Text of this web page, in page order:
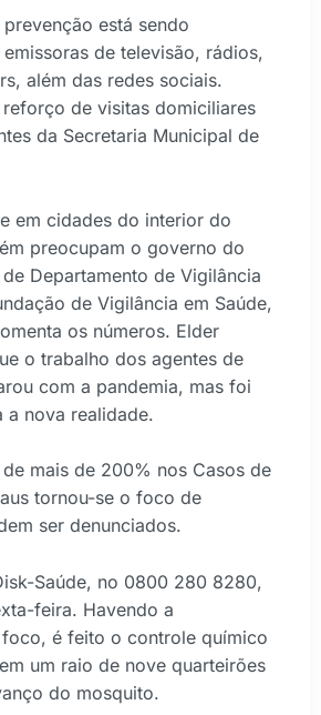
está sendo
de televisão, rádios,
além das redes sociais.
reforço de visitas domiciliares
da Secretaria Municipal de
em cidades do interior do
preocupam o governo do
Departamento de Vigilância
de Vigilância em Saúde,
os números. Elder
o trabalho dos agentes de
com a pandemia, mas foi
a nova realidade.
mais de 200% nos Casos de
tornou-se o foco de
ser denunciados.
Saúde, no 0800 280 8280,
feira. Havendo a
é feito o controle químico
um raio de nove quarteirões
do mosquito.